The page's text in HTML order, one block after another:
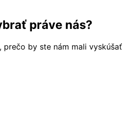
práve nás?
prečo by ste nám mali vyskúšať